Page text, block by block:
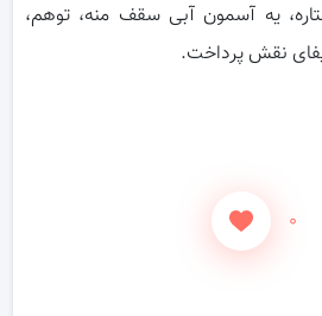
۰۰۱۱، بی ستاره، یه آسمون آبی سقف منه، توهم،
نقش پرداخت.
۰